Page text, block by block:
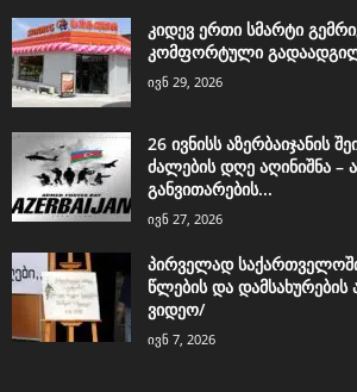
კიდევ ერთი სმარტი
კომფორტული
ივნ 29, 2026
26 ივნისს აზერბაიჯანის
ძალების დღე აღინიშნა –
განვითარების...
ივნ 27, 2026
პირველად
წლების და დამსახურების
ვიდეო/
ივნ 7, 2026